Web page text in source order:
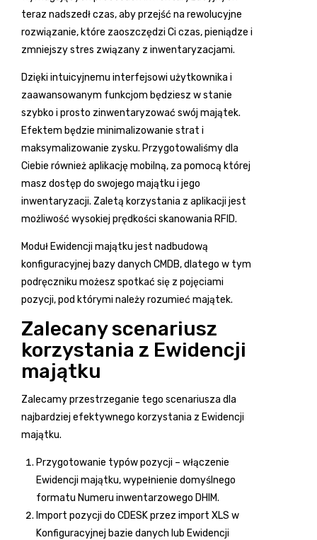
teraz nadszedł czas, aby przejść na rewolucyjne
rozwiązanie, które zaoszczędzi Ci czas, pieniądze i
zmniejszy stres związany z inwentaryzacjami.
Dzięki intuicyjnemu interfejsowi użytkownika i
zaawansowanym funkcjom będziesz w stanie
szybko i prosto zinwentaryzować swój majątek.
Efektem będzie minimalizowanie strat i
maksymalizowanie zysku. Przygotowaliśmy dla
Ciebie również aplikację mobilną, za pomocą której
masz dostęp do swojego majątku i jego
inwentaryzacji. Zaletą korzystania z aplikacji jest
możliwość wysokiej prędkości skanowania RFID.
Moduł Ewidencji majątku jest nadbudową
konfiguracyjnej bazy danych CMDB, dlatego w tym
podręczniku możesz spotkać się z pojęciami
pozycji, pod którymi należy rozumieć majątek.
Zalecany scenariusz
korzystania z Ewidencji
majątku
Zalecamy przestrzeganie tego scenariusza dla
najbardziej efektywnego korzystania z Ewidencji
majątku.
Przygotowanie typów pozycji – włączenie
Ewidencji majątku, wypełnienie domyślnego
formatu Numeru inwentarzowego DHIM.
Import pozycji do CDESK przez import XLS w
Konfiguracyjnej bazie danych lub Ewidencji